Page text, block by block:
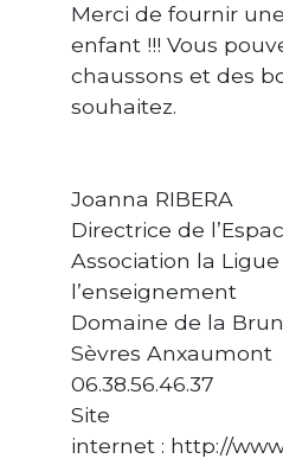
Merci de fournir
enfant !!! Vous
chaussons et des
souhaitez.
Joanna RIBERA
Directrice de
Association la
l’enseignement
Domaine de la
Sèvres Anxaumont
06.38.56.46.37
Site
internet : http://